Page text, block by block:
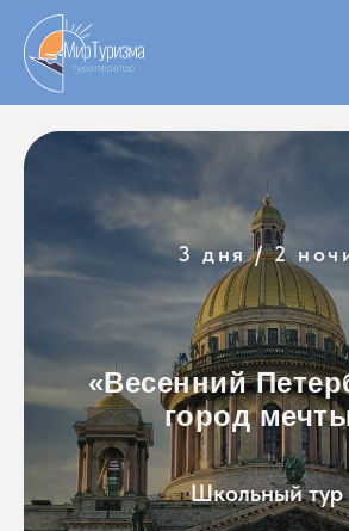
3 дня / 2
«Весенний
город
Школьный тур